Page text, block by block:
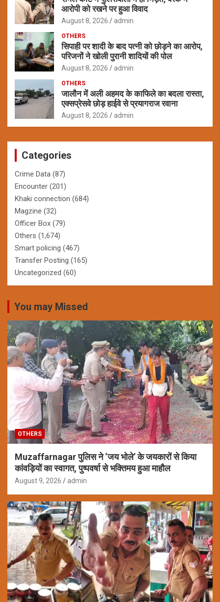
आरोपी को रखने पर हुआ विवाद
August 8, 2026 admin
OTHERS
सिपाही पर शादी के बाद पत्नी को छोड़ने का आरोप,
परिजनों ने खोली पुरानी शादियों की पोल
August 8, 2026 admin
OTHERS
जालौन में अली अहमद के काफिले का बदला रास्ता,
एक्सप्रेसवे छोड़ हाईवे से प्रयागराज रवाना
August 8, 2026 admin
Categories
Crime Data (87)
Encounter (201)
Khaki connection (684)
Magzine (32)
Officer Box (79)
Others (1,674)
Smart policing (467)
Transfer Posting (165)
Uncategorized (60)
You may Missed
OTHERS
Muzaffarnagar पुलिस ने ‘जय भोले’ के जयकारों से किया
कांवड़ियों का स्वागत, पुष्पवर्षा से भक्तिमय हुआ माहौल
August 9, 2026 admin